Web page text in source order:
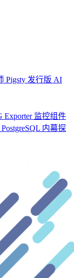
Pigsty 发行版 AI
Exporter 监控组件
PostgreSQL 内幕探